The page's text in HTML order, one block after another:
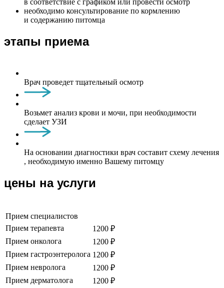
необходимо консультирование по кормлению
и содержанию питомца
этапы приема
Врач проведет тщательный осмотр
Возьмет анализ крови и мочи, при необходимости
сделает УЗИ
На основании диагностики врач составит схему лечения
, необходимую именно Вашему питомцу
цены на услуги
Прием специалистов
Прием терапевта
1200 ₽
Прием онколога
1200 ₽
Прием гастроэнтеролога 1200 ₽
Прием невролога
1200 ₽
Прием дерматолога
1200 ₽